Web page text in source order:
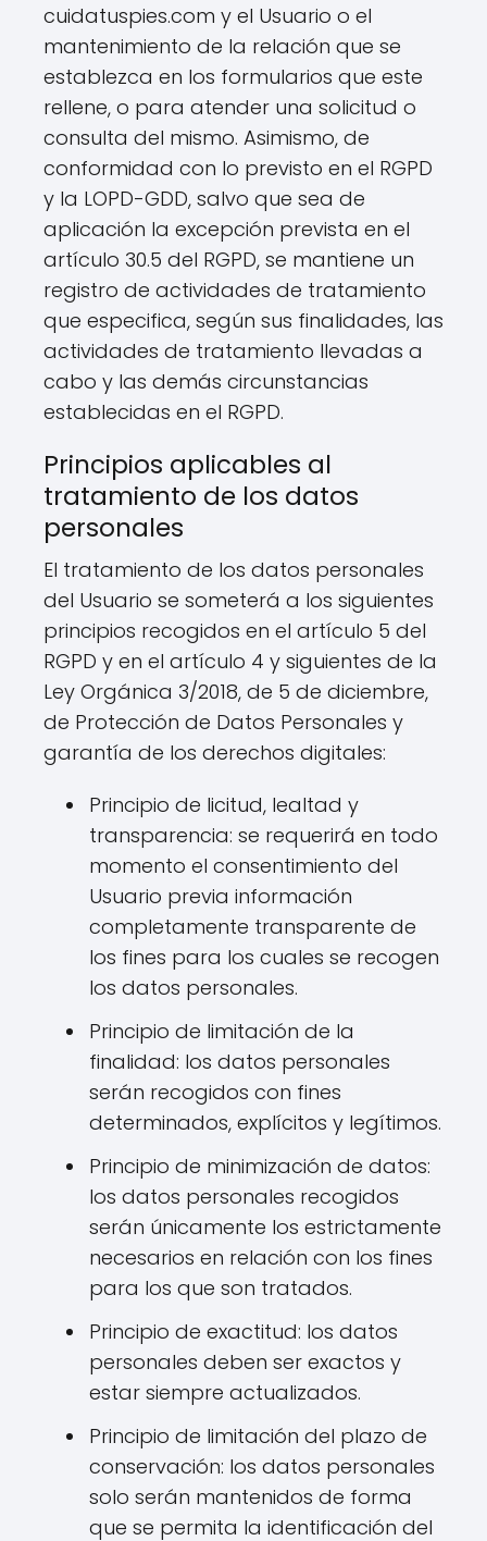
cuidatuspies.com y el Usuario o el
mantenimiento de la relación que se
establezca en los formularios que este
rellene, o para atender una solicitud o
consulta del mismo. Asimismo, de
conformidad con lo previsto en el RGPD
y la LOPD-GDD, salvo que sea de
aplicación la excepción prevista en el
artículo 30.5 del RGPD, se mantiene un
registro de actividades de tratamiento
que especifica, según sus finalidades, las
actividades de tratamiento llevadas a
cabo y las demás circunstancias
establecidas en el RGPD.
Principios aplicables al
tratamiento de los datos
personales
El tratamiento de los datos personales
del Usuario se someterá a los siguientes
principios recogidos en el artículo 5 del
RGPD y en el artículo 4 y siguientes de la
Ley Orgánica 3/2018, de 5 de diciembre,
de Protección de Datos Personales y
garantía de los derechos digitales:
Principio de licitud, lealtad y
transparencia: se requerirá en todo
momento el consentimiento del
Usuario previa información
completamente transparente de
los fines para los cuales se recogen
los datos personales.
Principio de limitación de la
finalidad: los datos personales
serán recogidos con fines
determinados, explícitos y legítimos.
Principio de minimización de datos:
los datos personales recogidos
serán únicamente los estrictamente
necesarios en relación con los fines
para los que son tratados.
Principio de exactitud: los datos
personales deben ser exactos y
estar siempre actualizados.
Principio de limitación del plazo de
conservación: los datos personales
solo serán mantenidos de forma
que se permita la identificación del